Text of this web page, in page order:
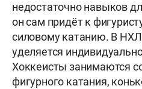
недостаточно навыков
он сам придёт к
силовому катанию. В
уделяется
Хоккеисты занимаются
фигурного катания,